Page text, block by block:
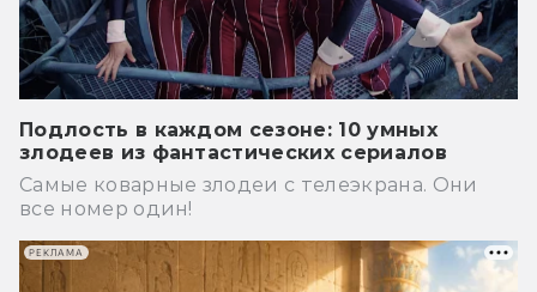
Подлость в каждом сезоне: 10 умных
злодеев из фантастических сериалов
Самые коварные злодеи с телеэкрана. Они
все номер один!
РЕКЛАМА